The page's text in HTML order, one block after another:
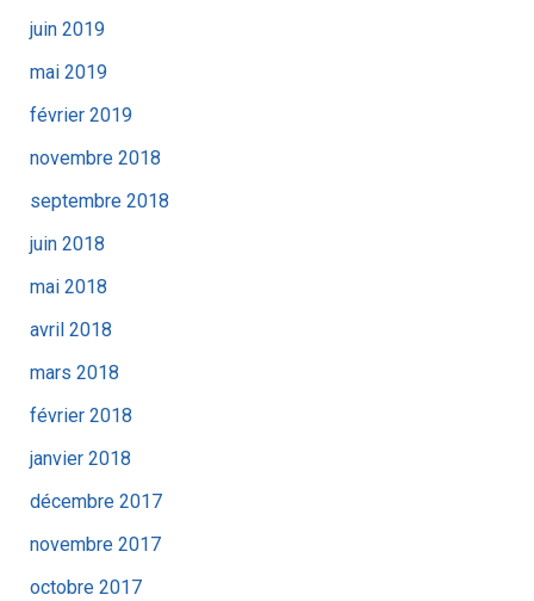
juin 2019
mai 2019
février 2019
novembre 2018
septembre 2018
juin 2018
mai 2018
avril 2018
mars 2018
février 2018
janvier 2018
décembre 2017
novembre 2017
octobre 2017